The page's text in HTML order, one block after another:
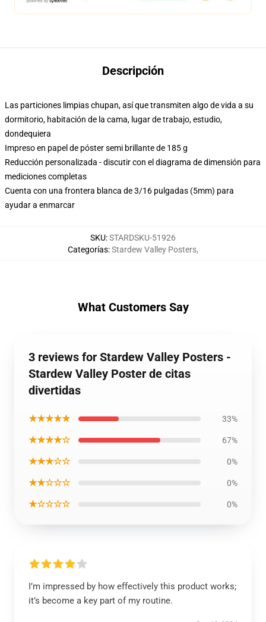
Descripción
Las particiones limpias chupan, así que transmiten algo de vida a su
dormitorio, habitación de la cama, lugar de trabajo, estudio,
dondequiera
Impreso en papel de póster semi brillante de 185 g
Reducción personalizada - discutir con el diagrama de dimensión para
mediciones completas
Cuenta con una frontera blanca de 3/16 pulgadas (5mm) para
ayudar a enmarcar
SKU:STARDSKU-51926
Categorías:Stardew Valley Posters,
What Customers Say
3 reviews for Stardew Valley Posters -
Stardew Valley Poster de citas
divertidas
★★★★★ 33%
★★★★☆ 67%
★★★☆☆ 0%
★★☆☆☆ 0%
★☆☆☆☆ 0%
I’m impressed by how effectively this product works;
it’s become a key part of my routine.